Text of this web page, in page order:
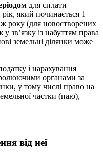
для сплати
який починається 1
ж року (для новостворених
зв’язку із набуттям права
земельні ділянки може
і нарахування
органами за
у тому числі право на
частки (паю),
від неї